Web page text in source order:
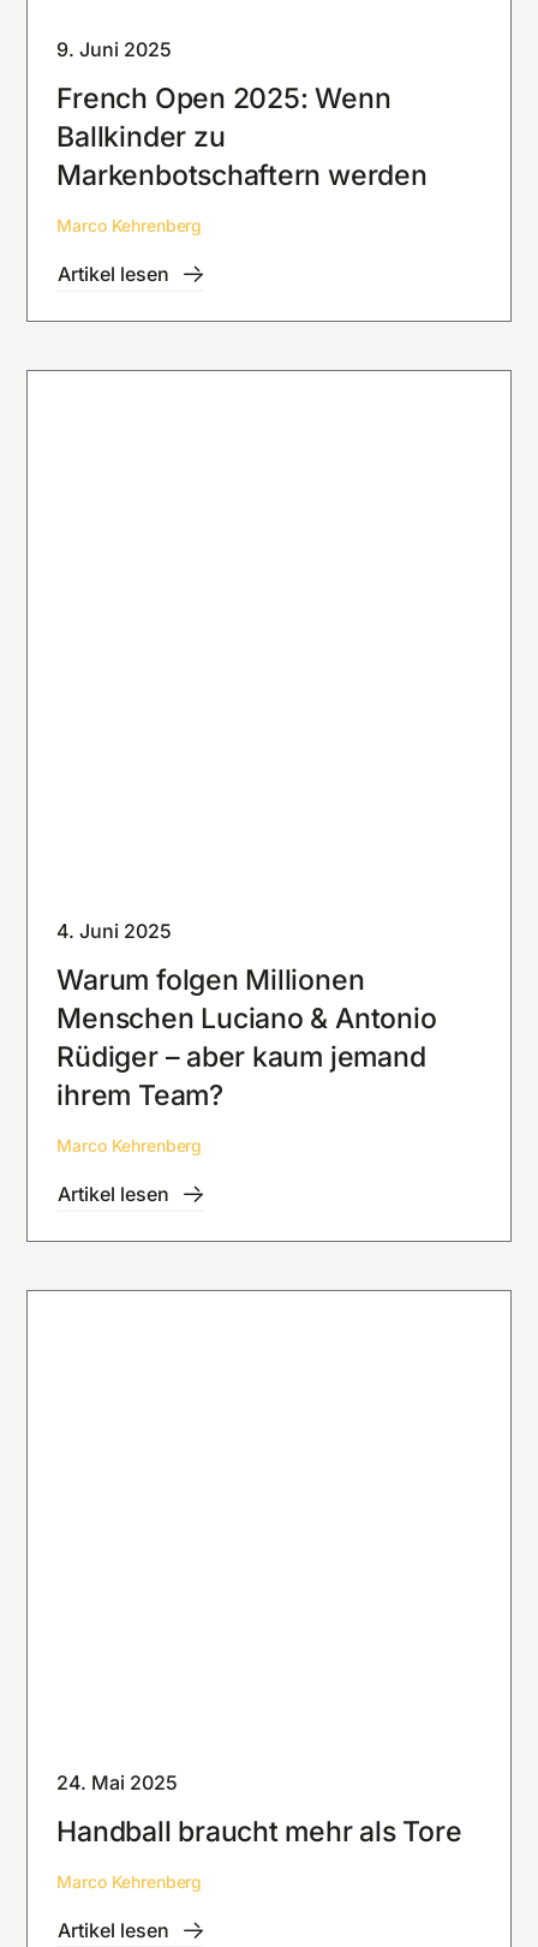
9. Juni 2025
French Open 2025: Wenn
Ballkinder zu
Markenbotschaftern werden
Marco Kehrenberg
Artikel lesen
4. Juni 2025
Warum folgen Millionen
Menschen Luciano & Antonio
Rüdiger – aber kaum jemand
ihrem Team?
Marco Kehrenberg
Artikel lesen
24. Mai 2025
Handball braucht mehr als Tore
Marco Kehrenberg
Artikel lesen